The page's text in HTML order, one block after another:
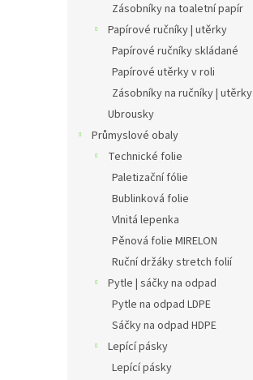
Zásobníky na toaletní papír
Papírové ručníky | utěrky
Papírové ručníky skládané
Papírové utěrky v roli
Zásobníky na ručníky | utěrky
Ubrousky
Průmyslové obaly
Technické folie
Paletizační fólie
Bublinková folie
Vlnitá lepenka
Pěnová folie MIRELON
Ruční držáky stretch folií
Pytle | sáčky na odpad
Pytle na odpad LDPE
Sáčky na odpad HDPE
Lepící pásky
Lepící pásky